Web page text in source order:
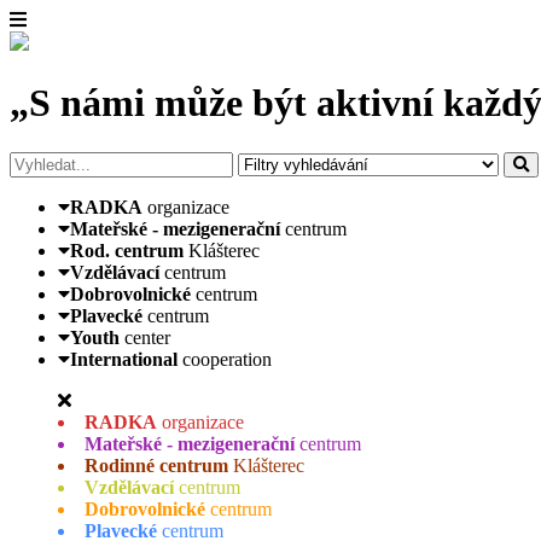
„S námi může být aktivní
RADKA organizace
Mateřské - mezigenerační centrum
Rod. centrum Klášterec
Vzdělávací centrum
Dobrovolnické centrum
Plavecké centrum
Youth center
International cooperation
RADKA organizace
Mateřské - mezigenerační centrum
Rodinné centrum Klášterec
Vzdělávací centrum
Dobrovolnické centrum
Plavecké centrum